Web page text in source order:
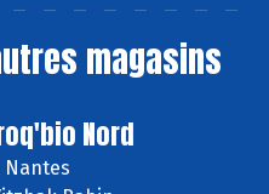
magasins
Nord
Nantes